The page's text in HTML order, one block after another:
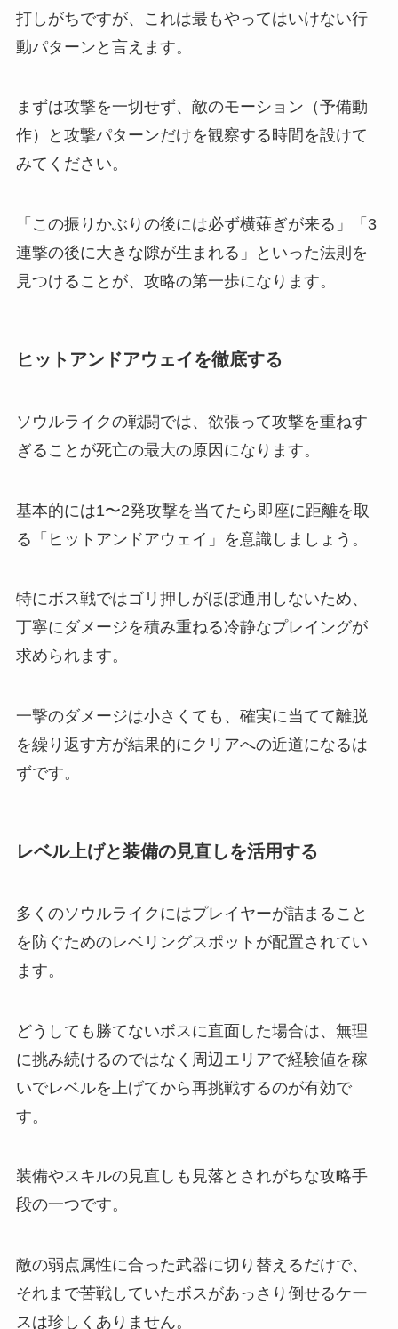
打しがちですが、これは最もやってはいけない行
動パターンと言えます。
まずは攻撃を一切せず、敵のモーション（予備動
作）と攻撃パターンだけを観察する時間を設けて
みてください。
「この振りかぶりの後には必ず横薙ぎが来る」「3
連撃の後に大きな隙が生まれる」といった法則を
見つけることが、攻略の第一歩になります。
ヒットアンドアウェイを徹底する
ソウルライクの戦闘では、欲張って攻撃を重ねす
ぎることが死亡の最大の原因になります。
基本的には1〜2発攻撃を当てたら即座に距離を取
る「ヒットアンドアウェイ」を意識しましょう。
特にボス戦ではゴリ押しがほぼ通用しないため、
丁寧にダメージを積み重ねる冷静なプレイングが
求められます。
一撃のダメージは小さくても、確実に当てて離脱
を繰り返す方が結果的にクリアへの近道になるは
ずです。
レベル上げと装備の見直しを活用する
多くのソウルライクにはプレイヤーが詰まること
を防ぐためのレベリングスポットが配置されてい
ます。
どうしても勝てないボスに直面した場合は、無理
に挑み続けるのではなく周辺エリアで経験値を稼
いでレベルを上げてから再挑戦するのが有効で
す。
装備やスキルの見直しも見落とされがちな攻略手
段の一つです。
敵の弱点属性に合った武器に切り替えるだけで、
それまで苦戦していたボスがあっさり倒せるケー
スは珍しくありません。